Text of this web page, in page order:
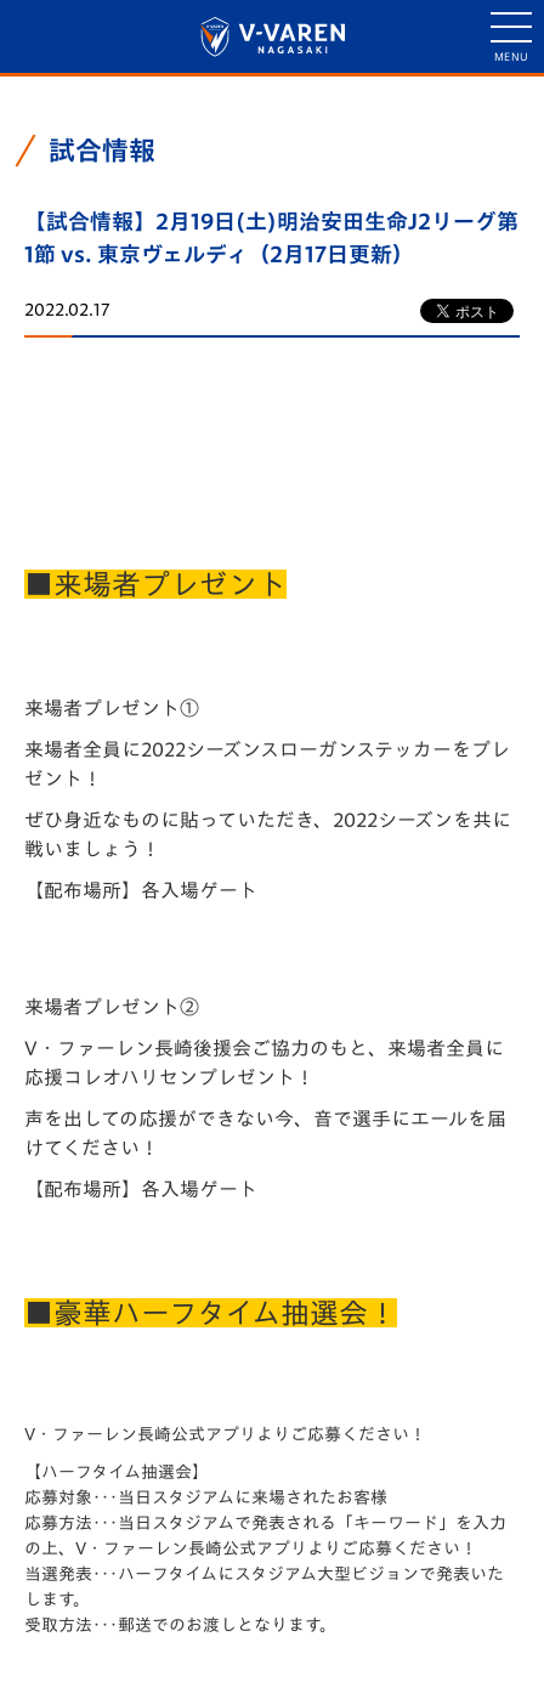
試合情報
【試合情報】2月19日(土)明治安田生命J2リーグ第
1節 vs. 東京ヴェルディ（2月17日更新）
2022.02.17
■来場者プレゼント
来場者プレゼント①
来場者全員に2022シーズンスローガンステッカーをプレ
ゼント！
ぜひ身近なものに貼っていただき、2022シーズンを共に
戦いましょう！
【配布場所】各入場ゲート
来場者プレゼント②
V・ファーレン長崎後援会ご協力のもと、来場者全員に
応援コレオハリセンプレゼント！
声を出しての応援ができない今、音で選手にエールを届
けてください！
【配布場所】各入場ゲート
■豪華ハーフタイム抽選会！
V・ファーレン長崎公式アプリ よりご応募ください！
【ハーフタイム抽選会】
応募対象･･･当日スタジアムに来場されたお客様
応募方法･･･当日スタジアムで発表される「キーワード」を入力
の上、V・ファーレン長崎公式アプリよりご応募ください！
当選発表･･･ハーフタイムにスタジアム大型ビジョンで発表いた
します。
受取方法･･･郵送でのお渡しとなります。